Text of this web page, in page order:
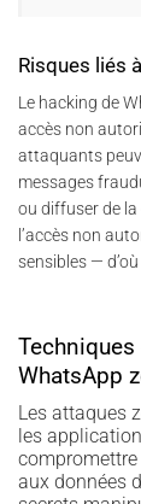
Risques liés
Le hacking de
accès non
attaquants
messages
ou diffuser de
l’accès non
sensibles —
WhatsApp
Les attaques
les
compromettre
aux données